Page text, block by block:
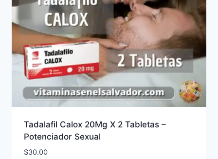
Tadalafil Calox 20Mg X 2 Tabletas –
Potenciador Sexual
$30.00